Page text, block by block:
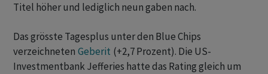
Titel höher und lediglich neun gaben nach.
Das grösste Tagesplus unter den Blue Chips
verzeichneten Geberit (+2,7 Prozent). Die US-
Investmentbank Jefferies hatte das Rating gleich um